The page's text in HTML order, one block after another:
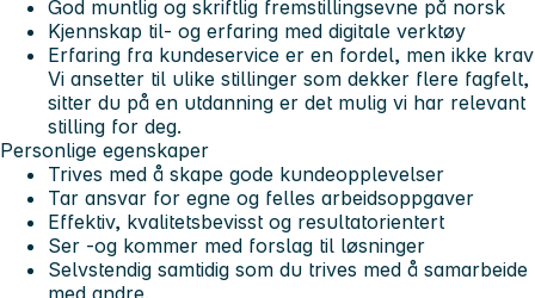
God muntlig og skriftlig fremstillingsevne på norsk
Kjennskap til- og erfaring med digitale verktøy
Erfaring fra kundeservice er en fordel, men ikke krav
Vi ansetter til ulike stillinger som dekker flere fagfelt,
sitter du på en utdanning er det mulig vi har relevant
stilling for deg.
Personlige egenskaper
Trives med å skape gode kundeopplevelser
Tar ansvar for egne og felles arbeidsoppgaver
Effektiv, kvalitetsbevisst og resultatorientert
Ser -og kommer med forslag til løsninger
Selvstendig samtidig som du trives med å samarbeide
med andre.